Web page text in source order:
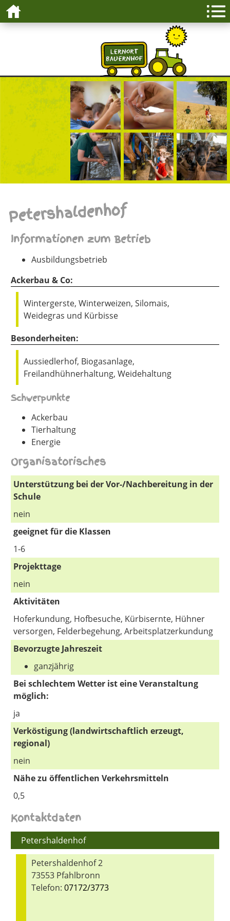
Petershaldenhof
Informationen zum Betrieb
Ausbildungsbetrieb
Ackerbau & Co:
Wintergerste, Winterweizen, Silomais,
Weidegras und Kürbisse
Besonderheiten:
Aussiedlerhof, Biogasanlage,
Freilandhühnerhaltung, Weidehaltung
Schwerpunkte
Ackerbau
Tierhaltung
Energie
Organisatorisches
Unterstützung bei der Vor-/Nachbereitung in der
Schule
nein
geeignet für die Klassen
1-6
Projekttage
nein
Aktivitäten
Hoferkundung, Hofbesuche, Kürbisernte, Hühner
versorgen, Felderbegehung, Arbeitsplatzerkundung
Bevorzugte Jahreszeit
ganzjährig
Bei schlechtem Wetter ist eine Veranstaltung
möglich:
ja
Verköstigung (landwirtschaftlich erzeugt,
regional)
nein
Nähe zu öffentlichen Verkehrsmitteln
0,5
Kontaktdaten
Petershaldenhof
Petershaldenhof 2
73553 Pfahlbronn
Telefon:07172/3773